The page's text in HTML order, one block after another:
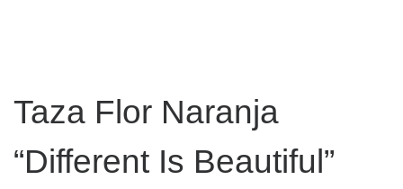
Taza Flor Naranja
“Different Is Beautiful”